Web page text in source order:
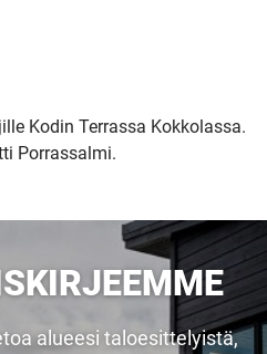
Kodin Terrassa Kokkolassa.
Porrassalmi.
alueesi taloesittelyistä,